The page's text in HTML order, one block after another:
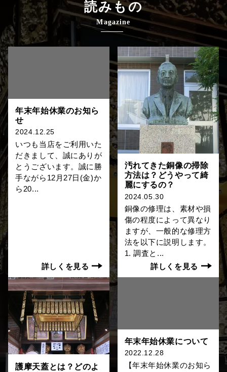
読みもの
Magazine
年末年始休業のお知ら
せ
2024.12.25
いつも当店をご利用いた
だきまして、誠にありが
とうございます。誠に勝
手ながら12月27日(金)か
ら20...
詳しくを見る
汚れてきた銅像の掃除
方法は？どうやって綺
麗にするの？
2024.05.30
銅像の修理は、素材や損
傷の程度によって異なり
ますが、一般的な修理方
法を以下に説明します。
1. 調査と...
詳しくを見る
護摩天蓋とは？どのよ
年末年始休業について
2022.12.28
【年末年始休業のお知ら